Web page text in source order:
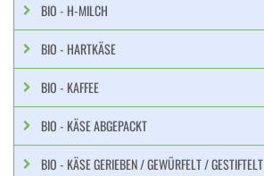
BIO - H-MILCH
BIO - HARTKÄSE
BIO - KAFFEE
BIO - KÄSE ABGEPACKT
BIO - KÄSE GERIEBEN / GEWÜRFELT / GESTIFTELT